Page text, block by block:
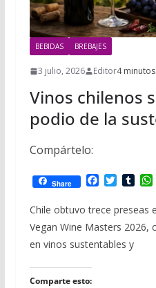
BEBIDAS BREBAJES
3 julio, 2026 Editor4
Vinos chilenos
podio de la
Compártelo:
Share
F
c
e
b
o
T
i
t
t
e
T
m
b
l
t
Chile obtuvo trece preseas
Vegan Wine Masters 2026,
en vinos sustentables y
Comparte esto: